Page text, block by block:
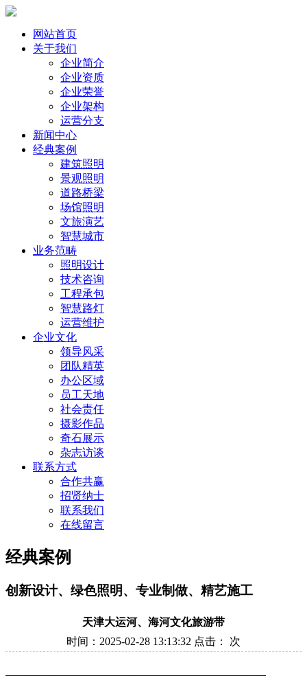
网站首页
关于我们
企业简介
企业资质
企业荣誉
企业架构
运营分支
新闻中心
经典案例
建筑照明
景观照明
道路桥梁
场馆照明
文旅演艺
智慧城市
业务范畴
照明设计
技术咨询
工程承包
智慧路灯
运营维护
企业文化
领导风采
团队精英
办公区域
员工天地
社会责任
摄影作品
奇石展示
杂志访谈
联系方式
合作共赢
招贤纳士
联系我们
在线留言
经典案例
创新设计、绿色照明、专业制做、精艺施工
天津大运河、海河文化旅游带
时间：2025-02-28 13:13:32 点击： 次